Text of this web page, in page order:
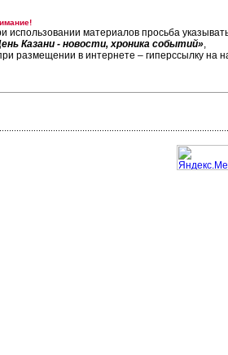
использовании материалов просьба
Казани - новости, хроника событий»,
размещении в интернете – гиперссылку на